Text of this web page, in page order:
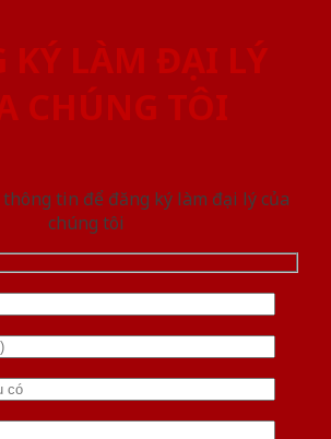
KÝ LÀM ĐẠI LÝ
CHÚNG TÔI
tin để đăng ký làm đại lý của
chúng tôi